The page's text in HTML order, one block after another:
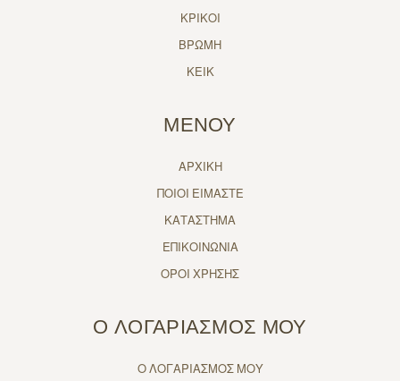
ΚΡΙΚΟΙ
ΒΡΩΜΗ
ΚΕΙΚ
ΜΕΝΟΥ
ΑΡΧΙΚΗ
ΠΟΙΟΙ ΕΙΜΑΣΤΕ
ΚΑΤΑΣΤΗΜΑ
ΕΠΙΚΟΙΝΩΝΙΑ
ΟΡΟΙ ΧΡΗΣΗΣ
Ο ΛΟΓΑΡΙΑΣΜΟΣ ΜΟΥ
Ο ΛΟΓΑΡΙΑΣΜΟΣ ΜΟΥ